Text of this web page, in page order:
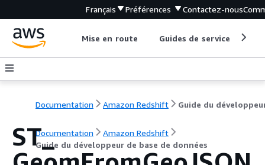
Français Préférences Contactez-nous
Mise en route Guides de service
Documentation Amazon Redshift
Documentation
Amazon Redshift
Guide du développeur de base de données
ST_